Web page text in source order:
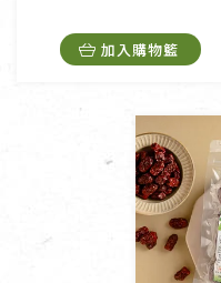
加入購物籃